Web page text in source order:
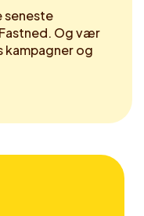
seneste
Og vær
kampagner og